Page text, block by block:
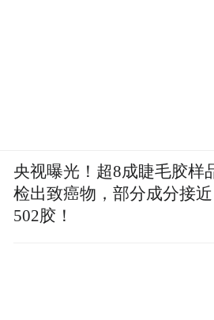
央视曝光！超8成睫毛胶样
检出致癌物，部分成分接近
502胶！